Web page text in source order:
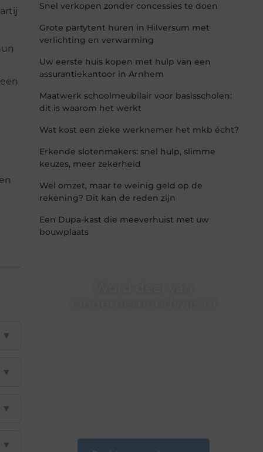
▼
▼
▼
▼
Snel verkopen zonder concessies te doen
Grote partytent huren in Hilversum met
verlichting en verwarming
Uw eerste huis kopen met hulp van een
assurantiekantoor in Arnhem
Maatwerk schoolmeubilair voor basisscholen:
dit is waarom het werkt
Wat kost een zieke werknemer het mkb écht?
Erkende slotenmakers: snel hulp, slimme
keuzes, meer zekerheid
Wel omzet, maar te weinig geld op de
rekening? Dit kan de reden zijn
Een Dupa-kast die meeverhuist met uw
bouwplaats